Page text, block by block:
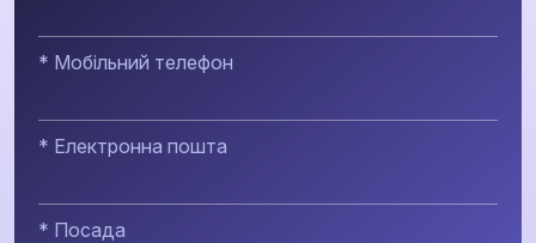
* Мобільний телефон
* Електронна пошта
* Посада